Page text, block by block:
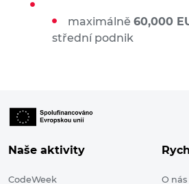
maximálně 60,000
střední podnik
Naše aktivity
CodeWeek O nás